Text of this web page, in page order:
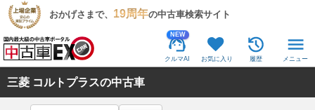
おかげさまで、 19周年の中古車検索サイト
NEW
クルマAI お気に入り 履歴 メニュー
三菱 コルトプラスの中古車